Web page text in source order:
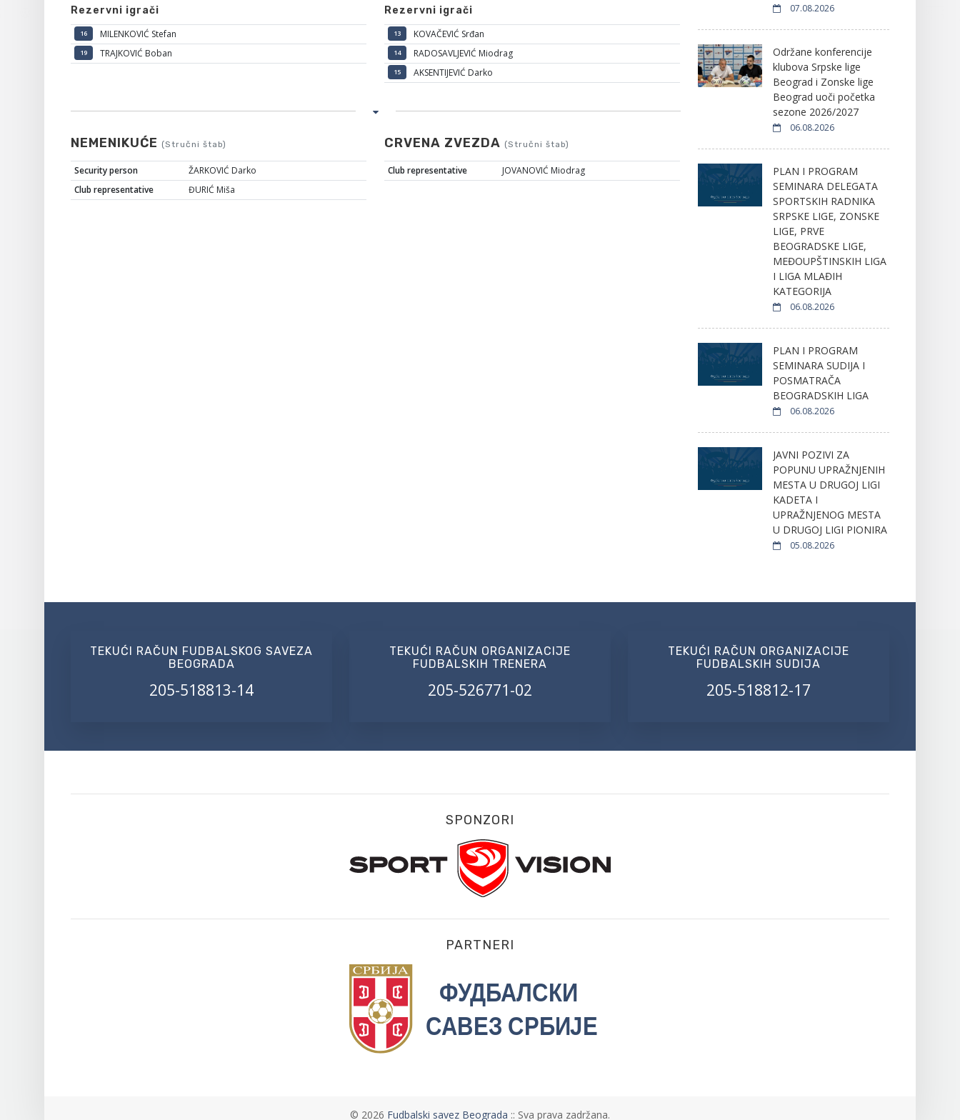
Rezervni igrači
16 MILENKOVIĆ Stefan
19 TRAJKOVIĆ Boban
Rezervni igrači
13 KOVAČEVIĆ Srđan
14 RADOSAVLJEVIĆ Miodrag
15 AKSENTIJEVIĆ Darko
NEMENIKUĆE (Stručni štab)
Security person
ŽARKOVIĆ Darko
Club representative
ĐURIĆ Miša
CRVENA ZVEZDA (Stručni štab)
Club representative JOVANOVIĆ Miodrag
07.08.2026
Održane konferencije
klubova Srpske lige
Beograd i Zonske lige
Beograd uoči početka
sezone 2026/2027
06.08.2026
PLAN I PROGRAM
SEMINARA DELEGATA
SPORTSKIH RADNIKA
SRPSKE LIGE, ZONSKE
LIGE, PRVE
BEOGRADSKE LIGE,
MEĐOUPŠTINSKIH LIGA
I LIGA MLAĐIH
KATEGORIJA
06.08.2026
PLAN I PROGRAM
SEMINARA SUDIJA I
POSMATRAČA
BEOGRADSKIH LIGA
06.08.2026
JAVNI POZIVI ZA
POPUNU UPRAŽNJENIH
MESTA U DRUGOJ LIGI
KADETA I
UPRAŽNJENOG MESTA
U DRUGOJ LIGI PIONIRA
05.08.2026
TEKUĆI RAČUN FUDBALSKOG SAVEZA
BEOGRADA
205-518813-14
TEKUĆI RAČUN ORGANIZACIJE
FUDBALSKIH TRENERA
205-526771-02
TEKUĆI RAČUN ORGANIZACIJE
FUDBALSKIH SUDIJA
205-518812-17
SPONZORI
PARTNERI
© 2026 Fudbalski savez Beograda :: Sva prava zadržana.